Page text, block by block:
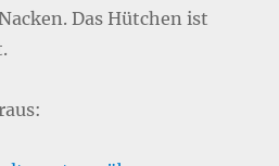
Das Hütchen ist